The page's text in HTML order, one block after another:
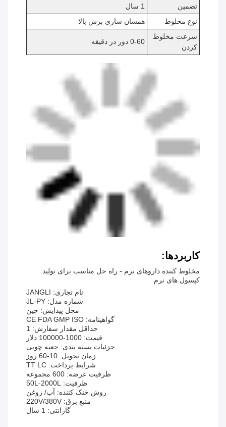
تضمین
1 سال
نوع مخلوط
همسان سازی برش بالا
سرعت مخلوط
کردن
0-60 دور در دقیقه
کاربردها:
مخلوط کننده داروهای نرم - راه حل مناسب برای تولید
کپسول های نرم
نام تجاری: JANGLI
شماره مدل: JL-PY
محل پیدایش: چین
گواهینامه: CE FDA GMP ISO
حداقل مقدار سفارش: 1
قیمت: 1000-100000 دلار
جزئیات بسته بندی: جعبه چوبی
زمان تحویل: 10-60 روز
شرایط پرداخت: TT LC
ظرفیت عرضه: 600 مجموعه
ظرفیت: 50L-2000L
روش خنک کننده: آب/ روغن
منبع برق: 220V/380V
گارانتی: 1 سال